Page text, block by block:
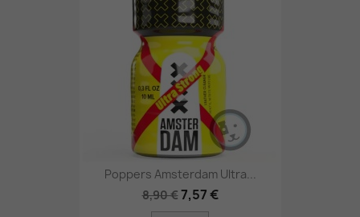
Poppers Amsterdam Ultra...
8,90 €7,57 €